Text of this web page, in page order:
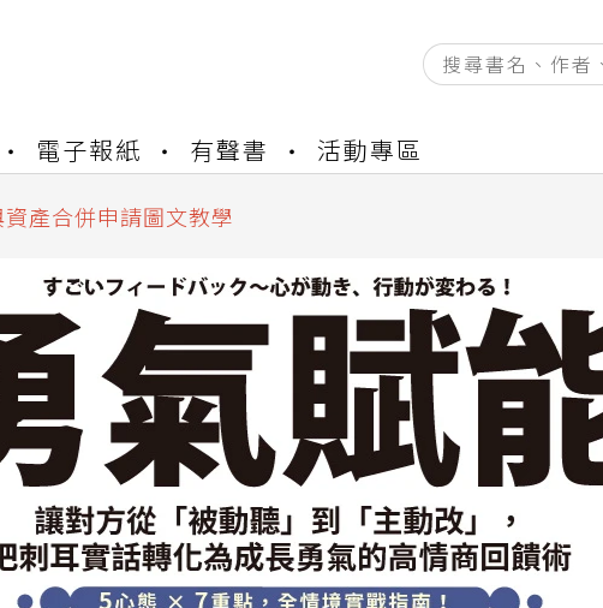
電子報紙 有聲書 活動專區
合併結果查詢